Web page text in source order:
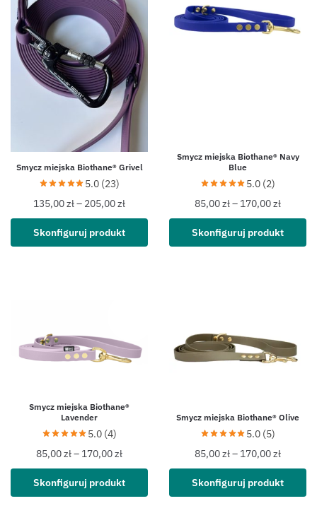
Smycz miejska Biothane® Grivel
5.0 (23)
135,00zł– 205,00zł
Skonfiguruj produkt
Smycz miejska Biothane® Navy
Blue
5.0 (2)
85,00zł– 170,00zł
Skonfiguruj produkt
Smycz miejska Biothane®
Lavender
5.0 (4)
85,00zł– 170,00zł
Skonfiguruj produkt
Smycz miejska Biothane® Olive
5.0 (5)
85,00zł– 170,00zł
Skonfiguruj produkt